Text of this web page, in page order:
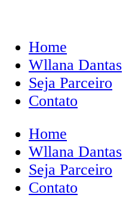
Home
Wllana Dantas
Seja Parceiro
Contato
Home
Wllana Dantas
Seja Parceiro
Contato